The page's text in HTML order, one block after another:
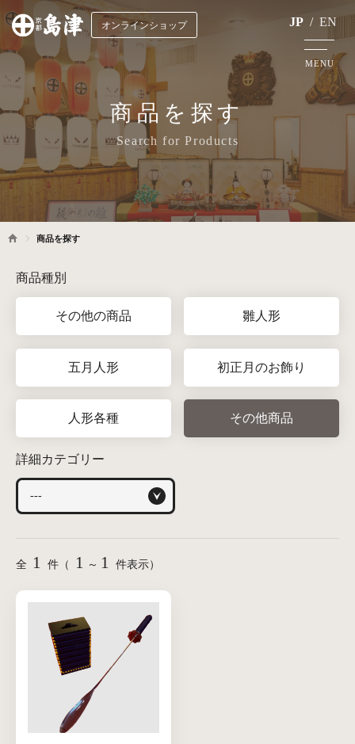
オンラインショップ JP / EN
MENU
商品を探す
Search for Products
商品を探す
商品種別
その他の商品 雛人形
五月人形 初正月のお飾り
人形各種 その他商品
詳細カテゴリー
全 1 件（ 1 ～ 1 件表示）